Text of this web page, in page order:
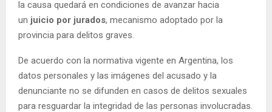
la causa quedará en condiciones de avanzar hacia
un juicio por jurados, mecanismo adoptado por la
provincia para delitos graves.
De acuerdo con la normativa vigente en Argentina, los
datos personales y las imágenes del acusado y la
denunciante no se difunden en casos de delitos sexuales
para resguardar la integridad de las personas involucradas.